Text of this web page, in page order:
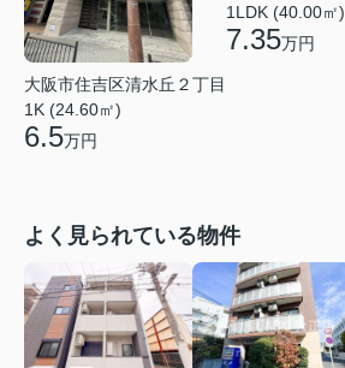
大阪市住吉区清水丘２丁目
1K (24.60㎡)
6.5万円
1LDK (40.00㎡)
7.35万円
よく見られている物件